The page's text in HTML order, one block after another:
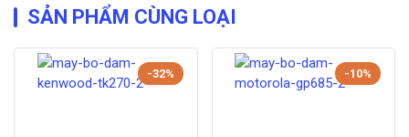
nút “Mua Ngay” bên cạnh hoặc gọi điện đến Hotline
Lưu ý:
Giá sản phẩm có thể thay đổi theo tùy theo thời điểm,
SẢN PHẨM CÙNG LOẠI
-32% -10%